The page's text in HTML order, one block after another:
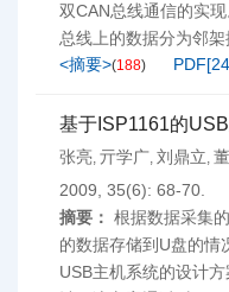
双CAN总线通信的实
总线上的数据分为邻架
<摘要>(188) PDF[
基于ISP1161的
张亮, 亓学广, 刘鼎立,
2009, 35(6): 68-70.
摘要： 根据数据采集
的数据存储到U盘的情
USB主机系统的设计